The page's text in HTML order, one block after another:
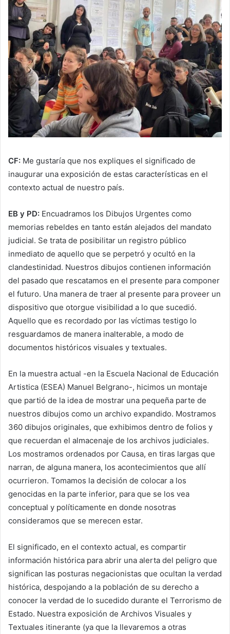
CF: Me gustaría que nos expliques el significado de
inaugurar una exposición de estas características en el
contexto actual de nuestro país.
EB y PD: Encuadramos los Dibujos Urgentes como
memorias rebeldes en tanto están alejados del mandato
judicial. Se trata de posibilitar un registro público
inmediato de aquello que se perpetró y ocultó en la
clandestinidad. Nuestros dibujos contienen información
del pasado que rescatamos en el presente para componer
el futuro. Una manera de traer al presente para proveer un
dispositivo que otorgue visibilidad a lo que sucedió.
Aquello que es recordado por las víctimas testigo lo
resguardamos de manera inalterable, a modo de
documentos históricos visuales y textuales.
En la muestra actual -en la Escuela Nacional de Educación
Artistica (ESEA) Manuel Belgrano-, hicimos un montaje
que partió de la idea de mostrar una pequeña parte de
nuestros dibujos como un archivo expandido. Mostramos
360 dibujos originales, que exhibimos dentro de folios y
que recuerdan el almacenaje de los archivos judiciales.
Los mostramos ordenados por Causa, en tiras largas que
narran, de alguna manera, los acontecimientos que allí
ocurrieron. Tomamos la decisión de colocar a los
genocidas en la parte inferior, para que se los vea
conceptual y políticamente en donde nosotras
consideramos que se merecen estar.
El significado, en el contexto actual, es compartir
información histórica para abrir una alerta del peligro que
significan las posturas negacionistas que ocultan la verdad
histórica, despojando a la población de su derecho a
conocer la verdad de lo sucedido durante el Terrorismo de
Estado. Nuestra exposición de Archivos Visuales y
Textuales itinerante (ya que la llevaremos a otras